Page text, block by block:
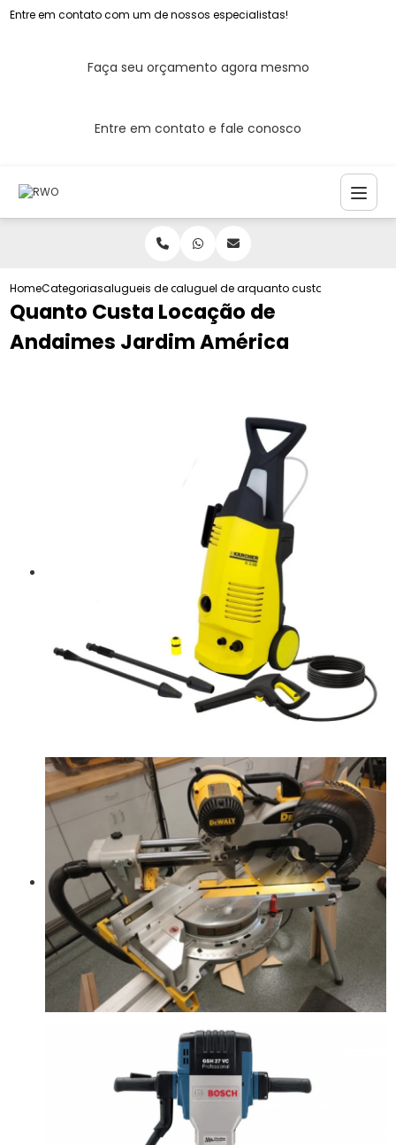
Entre em contato com um de nossos especialistas!
Faça seu orçamento agora mesmo
Entre em contato e fale conosco
HomeCategoriasalugueis de andaimesaluguel de andaimesquanto custa locacao de
Quanto Custa Locação de
Andaimes Jardim América